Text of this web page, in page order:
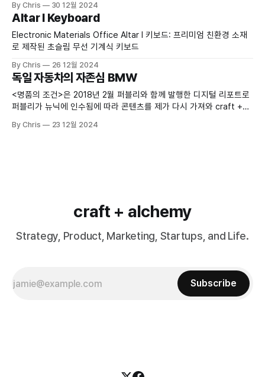
가 없고, 독서노트 모음 페이지에 가서 복사 -> 붙여넣기 방식으로 정
리를 할 수 있다. 다만 각 하이라이트에 날짜가 적혀 있어서, 하이라이
트만 노트에 깔끔하게 정리하려면 꽤
By Chris 30 12월 2024
Altar I Keyboard
Electronic Materials Office Altar I 키보드: 프리미엄 친환경 소재
로 제작된 초슬림 무선 기계식 키보드
By Chris 26 12월 2024
독일 자동차의 자존심 BMW
<명품의 조건>은 2018년 2월 퍼블리와 함께 발행한 디지털 리포트로
퍼블리가 뉴닉에 인수됨에 따라 콘텐츠를 제가 다시 가져와 craft +
리우드 스타 제이슨 스타뎀(Jason Statham)이 출연한 영화 <트랜스
By Chris 23 12월 2024
craft + alchemy
Strategy, Product, Marketing, Startups, and Life.
Subscribe